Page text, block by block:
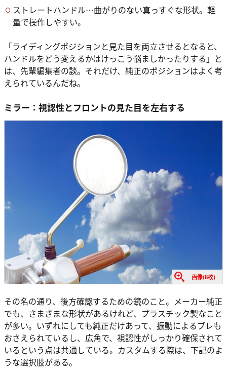
ストレートハンドル…曲がりのない真っすぐな形状。軽
量で操作しやすい。
「ライディングポジションと見た目を両立させるとなると、
ハンドルをどう変えるかはけっこう悩ましかったりする」と
は、先輩編集者の談。それだけ、純正のポジションはよく考
えられているんだね。
ミラー：視認性とフロントの見た目を左右する
画像(8枚)
その名の通り、後方確認するための鏡のこと。メーカー純正
でも、さまざまな形状があるけれど、プラスチック製なこと
が多い。いずれにしても純正だけあって、振動によるブレも
おさえられているし、広角で、視認性がしっかり確保されて
いるという点は共通している。カスタムする際は、下記のよ
うな選択肢がある。